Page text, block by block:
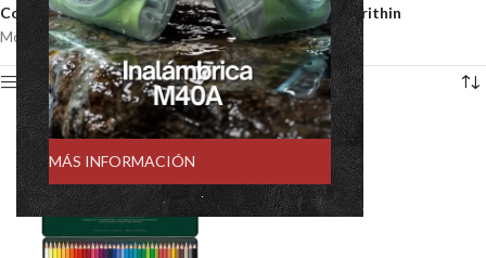
MÁS INFORMACIÓN
Colores línea profesional marca Faber Castell y Verithin
Mostrando el único resultado
Show sidebar